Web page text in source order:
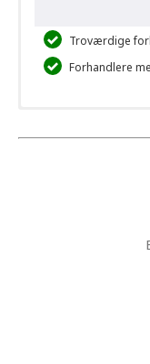
Troværdige
Forhandlere